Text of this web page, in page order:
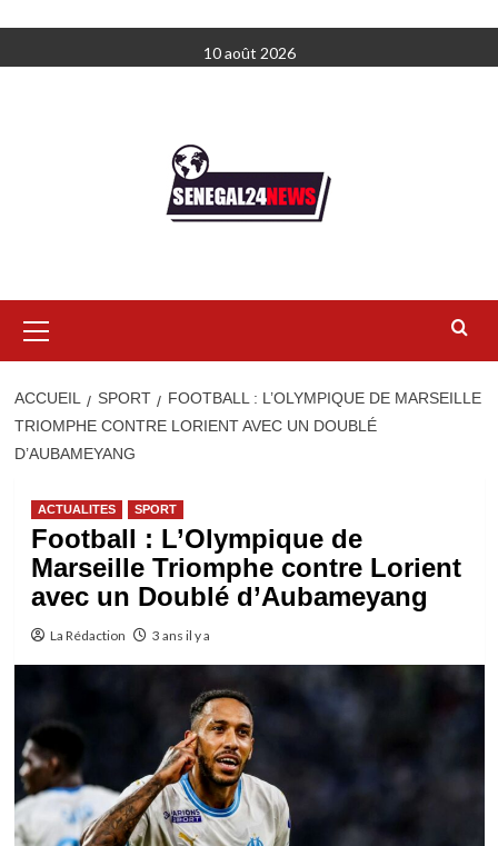
au
10 août 2026
principal
ACCUEIL SPORT
FOOTBALL : L’OLYMPIQUE DE MARSEILLE
TRIOMPHE CONTRE LORIENT AVEC UN DOUBLÉ
D’AUBAMEYANG
ACTUALITES SPORT
Football : L’Olympique de
Marseille Triomphe contre Lorient
avec un Doublé d’Aubameyang
La Rédaction 3 ans il y a